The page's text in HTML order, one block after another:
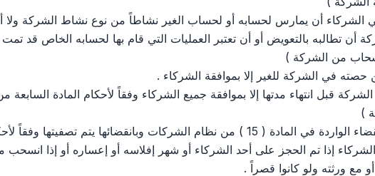
الشركاء أن يمارس لحسابه أو لحساب الغير نشاطاً من نوع نشاط الشركة
أن تطالبه بالتعويض أو أن تعتبر العمليات التي قام بها لحسابه الخاص قد
من الشركة )
)
إذا تم الحجز على أحد الشركاء أو شهر إفلاسه أو إعساره أو إذا
مع ورثته ولو كانوا قصراً .